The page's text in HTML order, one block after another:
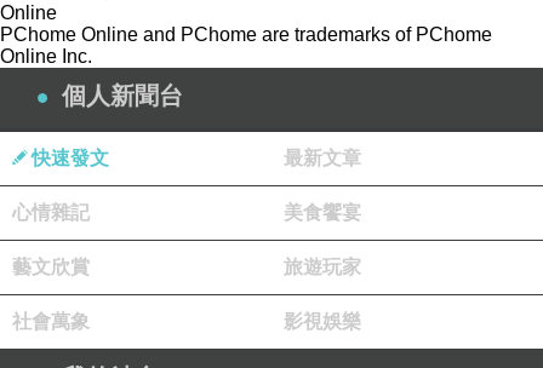
新聞來源
http://big5.ce.cn/gate/big5/finance.ce.cn/rolling/
201407/02/t20140702_3082846.shtml
信貸整合
Online
PChome Online and PChome are trademarks of PChome
Online Inc.
個人新聞台
快速發文 最新文章
心情雜記 美食饗宴
藝文欣賞 旅遊玩家
社會萬象 影視娛樂